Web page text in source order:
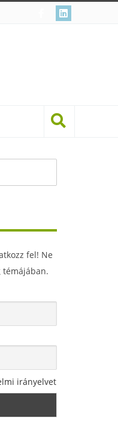
fel! Ne
témájában.
irányelvet